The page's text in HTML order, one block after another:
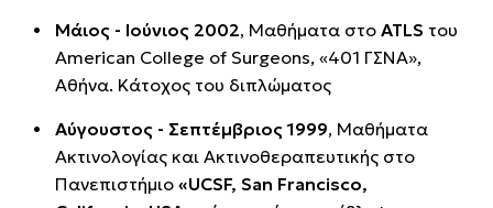
Μάιος - Ιούνιος 2002, Μαθήματα στο ATLS του
American College of Surgeons, «401 ΓΣΝΑ»,
Αθήνα. Κάτοχος του διπλώματος
Αύγουστος - Σεπτέμβριος 1999, Mαθήματα
Ακτινολογίας και Ακτινοθεραπευτικής στο
Πανεπιστήμιο «UCSF, San Francisco,